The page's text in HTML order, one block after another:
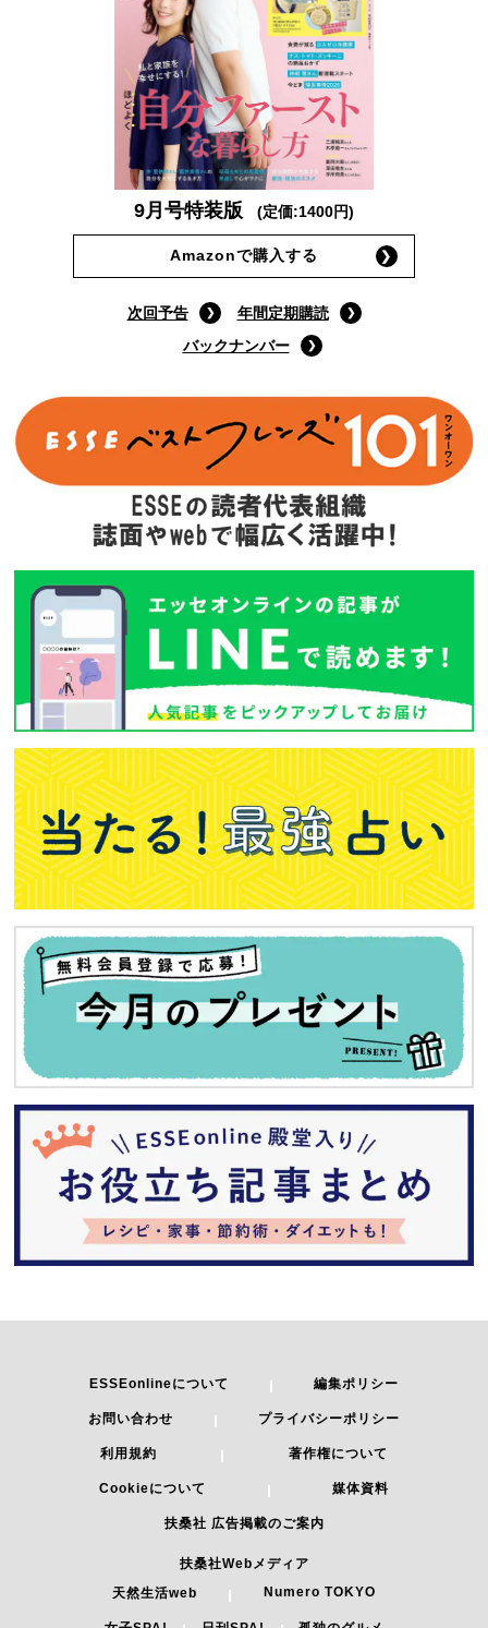
9月号特装版 (定価:1400円)
Amazonで購入する
次回予告
年間定期購読
バックナンバー
ESSEonlineについて 編集ポリシー
お問い合わせ プライバシーポリシー
利用規約 著作権について
Cookieについて 媒体資料
扶桑社 広告掲載のご案内
扶桑社Webメディア
天然生活web
Numero TOKYO